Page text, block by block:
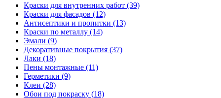
Краски для внутренних работ (39)
Краски для фасадов (12)
Антисептики и пропитки (13)
Краски по металлу (14)
Эмали (9)
Декоративные покрытия (37)
Лаки (18)
Пены монтажные (11)
Герметики (9)
Клеи (28)
Обои под покраску (18)